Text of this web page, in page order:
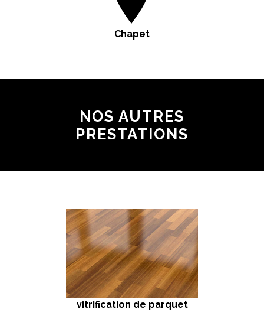
Chapet
NOS AUTRES
PRESTATIONS
vitrification de parquet